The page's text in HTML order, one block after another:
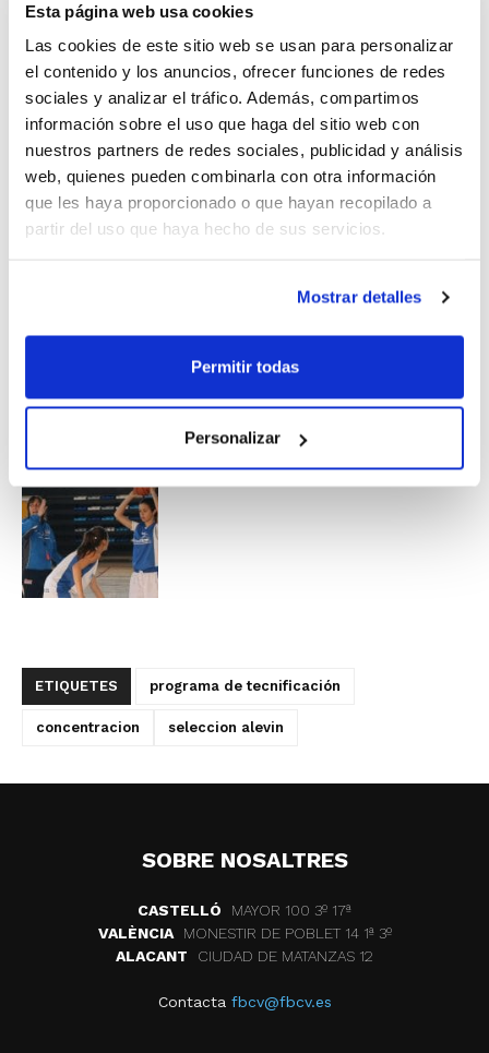
Esta página web usa cookies
Las cookies de este sitio web se usan para personalizar
el contenido y los anuncios, ofrecer funciones de redes
sociales y analizar el tráfico. Además, compartimos
información sobre el uso que haga del sitio web con
nuestros partners de redes sociales, publicidad y análisis
web, quienes pueden combinarla con otra información
que les haya proporcionado o que hayan recopilado a
partir del uso que haya hecho de sus servicios.
Mostrar detalles
Permitir todas
Personalizar
B.C. y N.B.F. Castelló, con cuyos equipos infantiles han
podido disputar un encuentro amistoso para la puesta
en práctica de todos los contenidos.
Esta concentración precede al Torneo de Selecciones
que se celebrará los días 17 y 18 de marzo en
Terrassa, y en el que además de la Comunidad
Valenciana participarán las selecciones de Cataluña,
ETIQUETES programa de tecnificación
concentracion seleccion alevin
SOBRE NOSALTRES
CASTELLÓ
MAYOR 100 3º 17ª
VALÈNCIA
MONESTIR DE POBLET 14 1ª 3º
ALACANT
CIUDAD DE MATANZAS 12
Contacta fbcv@fbcv.es